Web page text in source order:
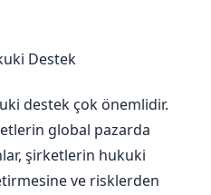
Destek
destek çok önemlidir.
global pazarda
şirketlerin hukuki
ve risklerden